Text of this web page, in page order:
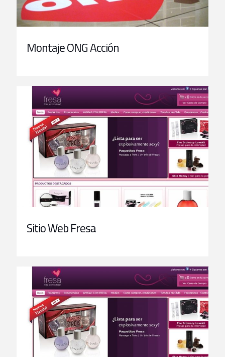
Montaje ONG Acción
Sitio Web Fresa